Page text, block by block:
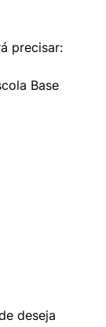
precisar:
Base
deseja